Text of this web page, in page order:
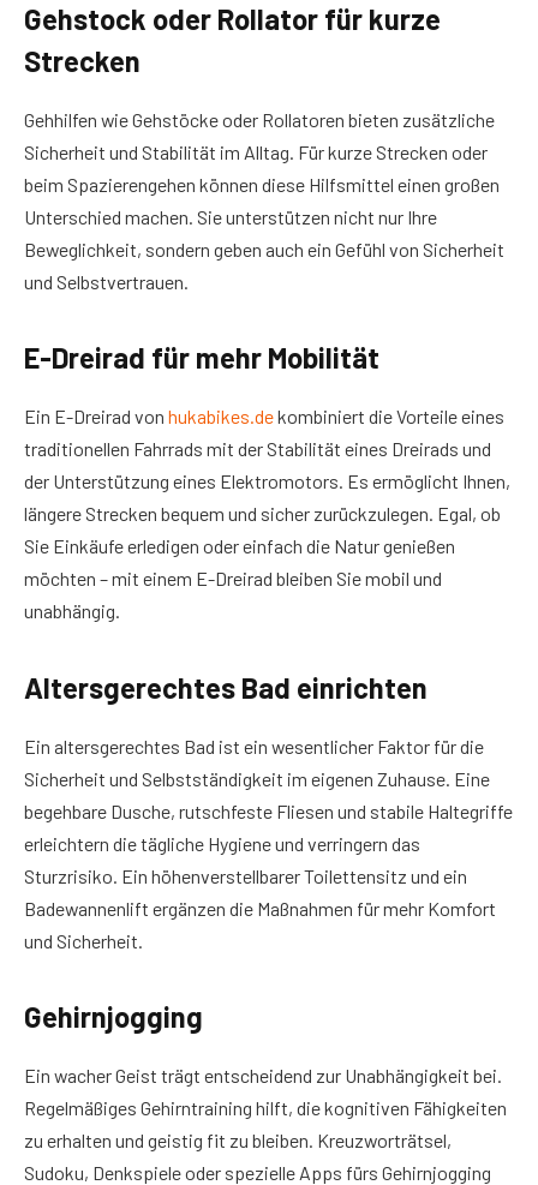
Gehstock oder Rollator für kurze
Strecken
Gehhilfen wie Gehstöcke oder Rollatoren bieten zusätzliche
Sicherheit und Stabilität im Alltag. Für kurze Strecken oder
beim Spazierengehen können diese Hilfsmittel einen großen
Unterschied machen. Sie unterstützen nicht nur Ihre
Beweglichkeit, sondern geben auch ein Gefühl von Sicherheit
und Selbstvertrauen.
E-Dreirad für mehr Mobilität
Ein E-Dreirad von hukabikes.dekombiniert die Vorteile eines
traditionellen Fahrrads mit der Stabilität eines Dreirads und
der Unterstützung eines Elektromotors. Es ermöglicht Ihnen,
längere Strecken bequem und sicher zurückzulegen. Egal, ob
Sie Einkäufe erledigen oder einfach die Natur genießen
möchten – mit einem E-Dreirad bleiben Sie mobil und
unabhängig.
Altersgerechtes Bad einrichten
Ein altersgerechtes Bad ist ein wesentlicher Faktor für die
Sicherheit und Selbstständigkeit im eigenen Zuhause. Eine
begehbare Dusche, rutschfeste Fliesen und stabile Haltegriffe
erleichtern die tägliche Hygiene und verringern das
Sturzrisiko. Ein höhenverstellbarer Toilettensitz und ein
Badewannenlift ergänzen die Maßnahmen für mehr Komfort
und Sicherheit.
Gehirnjogging
Ein wacher Geist trägt entscheidend zur Unabhängigkeit bei.
Regelmäßiges Gehirntraining hilft, die kognitiven Fähigkeiten
zu erhalten und geistig fit zu bleiben. Kreuzworträtsel,
Sudoku, Denkspiele oder spezielle Apps fürs Gehirnjogging